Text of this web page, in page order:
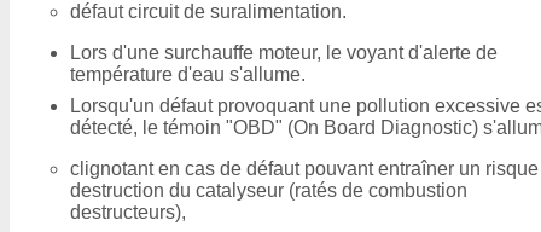
défaut circuit de suralimentation.
Lors d'une surchauffe moteur, le voyant d'alerte de
température d'eau s'allume.
Lorsqu'un défaut provoquant une pollution excessive
détecté, le témoin "OBD" (On Board Diagnostic)
clignotant en cas de défaut pouvant entraîner un
destruction du catalyseur (ratés de combustion
destructeurs),